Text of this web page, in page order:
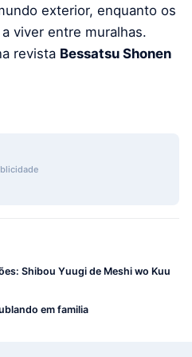
exterior, enquanto os
viver entre muralhas.
revista Bessatsu Shonen
Shibou Yuugi de Meshi wo Kuu
em familia